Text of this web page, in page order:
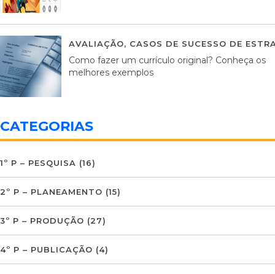
AVALIAÇÃO, CASOS DE SUCESSO DE
Como fazer um currículo original? Conheça os
melhores exemplos
CATEGORIAS
1º P – PESQUISA (16)
2º P – PLANEAMENTO (15)
3º P – PRODUÇÃO (27)
4º P – PUBLICAÇÃO (4)